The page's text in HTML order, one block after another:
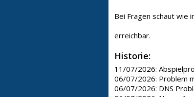
Bei Fragen schaut wie
erreichbar.
Historie:
11/07/2026:
06/07/2026: Problem
06/07/2026: DNS